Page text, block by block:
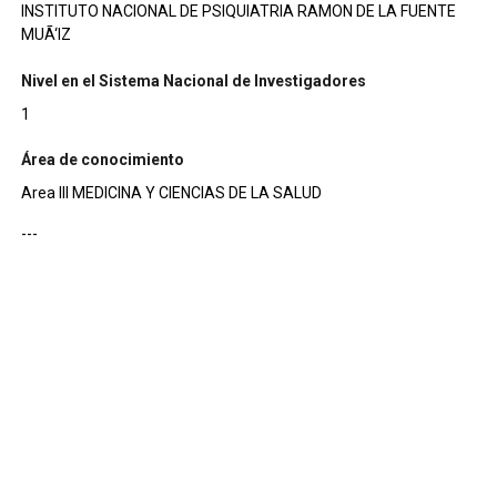
INSTITUTO NACIONAL DE PSIQUIATRIA RAMON DE LA FUENTE
MUÃ‘IZ
Nivel en el Sistema Nacional de Investigadores
1
Área de conocimiento
Area III MEDICINA Y CIENCIAS DE LA SALUD
---